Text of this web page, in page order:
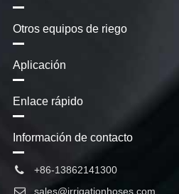
Otros equipos de riego
Aplicación
Enlace rápido
Información de contacto
+86-13862141300
sales@irrigationhoses.com